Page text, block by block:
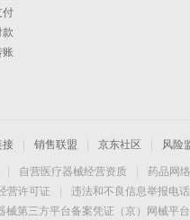
付
款
账
接 销售联盟 京东社区 风险
自营医疗器械经营资质 药品网
营许可证
违法和不良信息举报电
械第三方平台备案凭证（京）网械平